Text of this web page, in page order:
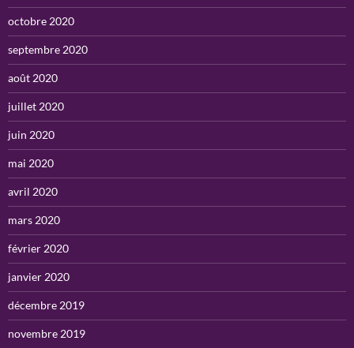
octobre 2020
septembre 2020
août 2020
juillet 2020
juin 2020
mai 2020
avril 2020
mars 2020
février 2020
janvier 2020
décembre 2019
novembre 2019